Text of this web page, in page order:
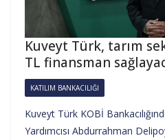
Kuveyt Türk, tarım
TL finansman
KATILIM BANKACILIĞI
Kuveyt Türk KOBİ
Yardımcısı Abdurrahman